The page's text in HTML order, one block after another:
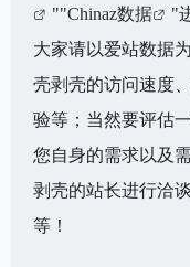
""Chinaz数据
"
大家请以爱站数据
壳剥壳的访问速度
验等；当然要评估
您自身的需求以及
剥壳的站长进行洽
等！